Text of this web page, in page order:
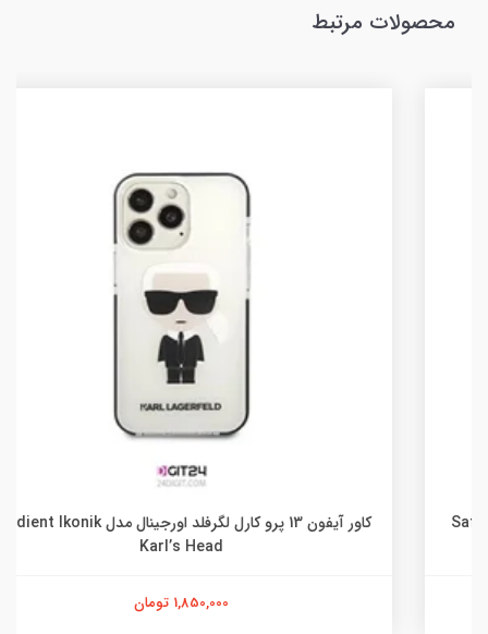
محصولات مرتبط
کاور آیفون 13 پرو کارل لگرفلد اورجینال مدل Gradient Ikonik
Karl’s Head